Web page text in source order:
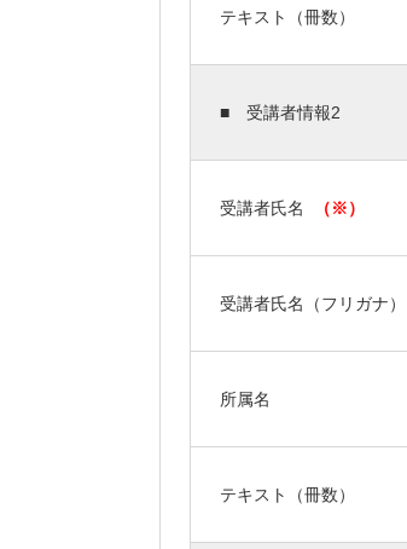
テキスト（冊数）
■ 受講者情報2
受講者氏名 （※）
受講者氏名（フリガナ）
所属名
テキスト（冊数）